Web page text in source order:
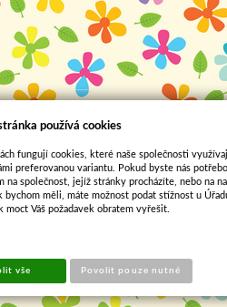
používá cookies
fungují cookies, které naše společnosti
preferovanou variantu. Pokud byste nás
na společnost, jejíž stránky procházíte, nebo na
bychom měli, máte možnost podat stížnost u
moct Váš požadavek obratem vyřešit.
vše Povolit pouze nutné